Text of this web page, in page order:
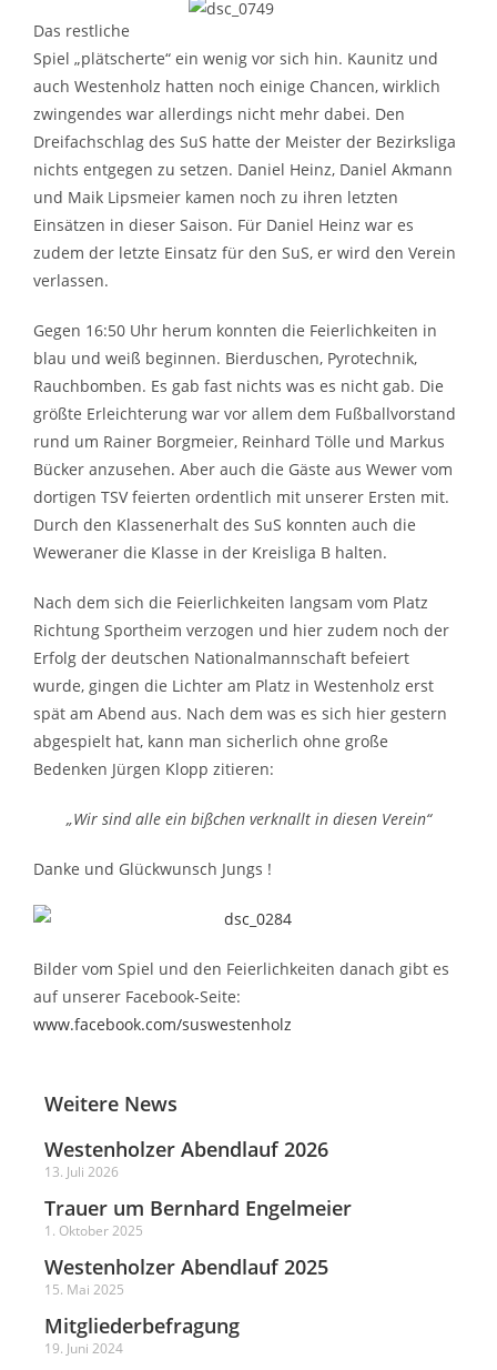
Das restliche
Spiel „plätscherte“ ein wenig vor sich hin. Kaunitz und
auch Westenholz hatten noch einige Chancen, wirklich
zwingendes war allerdings nicht mehr dabei. Den
Dreifachschlag des SuS hatte der Meister der Bezirksliga
nichts entgegen zu setzen. Daniel Heinz, Daniel Akmann
und Maik Lipsmeier kamen noch zu ihren letzten
Einsätzen in dieser Saison. Für Daniel Heinz war es
zudem der letzte Einsatz für den SuS, er wird den Verein
verlassen.
Gegen 16:50 Uhr herum konnten die Feierlichkeiten in
blau und weiß beginnen. Bierduschen, Pyrotechnik,
Rauchbomben. Es gab fast nichts was es nicht gab. Die
größte Erleichterung war vor allem dem Fußballvorstand
rund um Rainer Borgmeier, Reinhard Tölle und Markus
Bücker anzusehen. Aber auch die Gäste aus Wewer vom
dortigen TSV feierten ordentlich mit unserer Ersten mit.
Durch den Klassenerhalt des SuS konnten auch die
Weweraner die Klasse in der Kreisliga B halten.
Nach dem sich die Feierlichkeiten langsam vom Platz
Richtung Sportheim verzogen und hier zudem noch der
Erfolg der deutschen Nationalmannschaft befeiert
wurde, gingen die Lichter am Platz in Westenholz erst
spät am Abend aus. Nach dem was es sich hier gestern
abgespielt hat, kann man sicherlich ohne große
Bedenken Jürgen Klopp zitieren:
„Wir sind alle ein bißchen verknallt in diesen Verein“
Danke und Glückwunsch Jungs !
Bilder vom Spiel und den Feierlichkeiten danach gibt es
auf unserer Facebook-Seite:
www.facebook.com/suswestenholz
Weitere News
Westenholzer Abendlauf 2026
13. Juli 2026
Trauer um Bernhard Engelmeier
1. Oktober 2025
Westenholzer Abendlauf 2025
15. Mai 2025
Mitgliederbefragung
19. Juni 2024